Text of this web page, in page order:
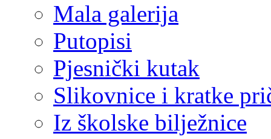
Mala galerija
Putopisi
Pjesnički kutak
Slikovnice i kratke
Iz školske bilježnice